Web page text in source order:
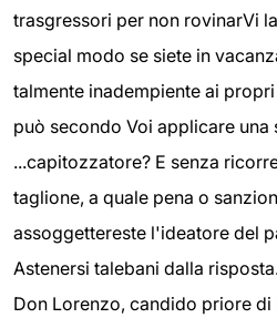
trasgressori per non rovinarVi
special modo se siete in
talmente inadempiente ai propri
può secondo Voi applicare una
...capitozzatore? E senza
taglione, a quale pena o
assoggettereste l'ideatore del
Astenersi talebani dalla
Don Lorenzo, candido priore di